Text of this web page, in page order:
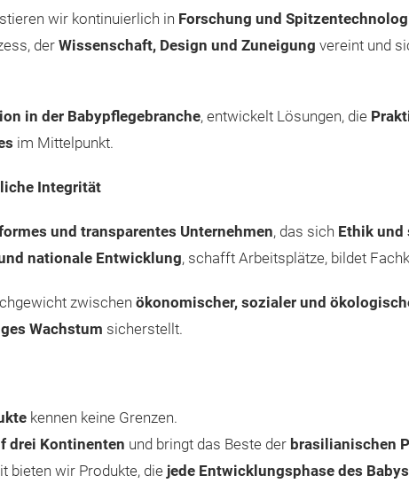
wir kontinuierlich in Forschung und
der Wissenschaft, Design und Zuneigung vereint und
in der Babypflegebranche, entwickelt Lösungen, die
im Mittelpunkt.
Integrität
und transparentes Unternehmen, das sich Ethik und
nationale Entwicklung, schafft Arbeitsplätze, bildet
zwischen ökonomischer, sozialer und
Wachstum sicherstellt.
kennen keine Grenzen.
drei Kontinenten und bringt das Beste der brasilianischen
bieten wir Produkte, die jede Entwicklungsphase des Babys